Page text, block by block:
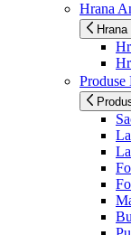
Hrana
Produse